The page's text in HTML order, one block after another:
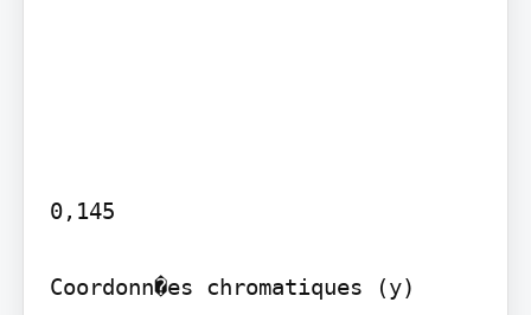
0,145
Coordonn�es chromatiques (y)